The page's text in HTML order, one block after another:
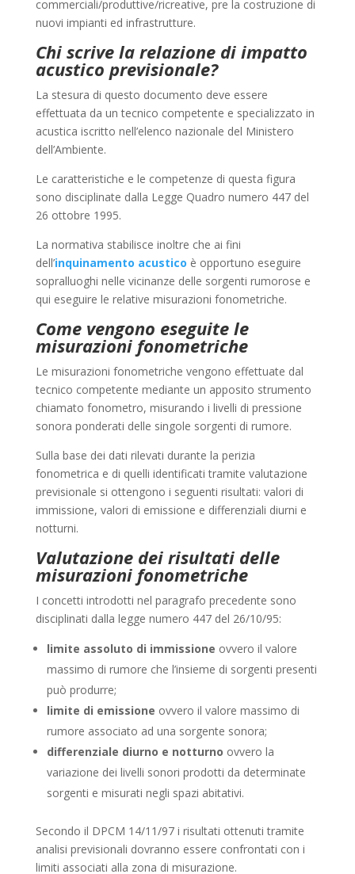
commerciali/produttive/ricreative, pre la costruzione di
nuovi impianti ed infrastrutture.
Chi scrive la relazione di impatto
acustico previsionale?
La stesura di questo documento deve essere
effettuata da un tecnico competente e specializzato in
acustica iscritto nell’elenco nazionale del Ministero
dell’Ambiente.
Le caratteristiche e le competenze di questa figura
sono disciplinate dalla Legge Quadro numero 447 del
26 ottobre 1995.
La normativa stabilisce inoltre che ai fini
dell’inquinamento acustico è opportuno eseguire
sopralluoghi nelle vicinanze delle sorgenti rumorose e
qui eseguire le relative misurazioni fonometriche.
Come vengono eseguite le
misurazioni fonometriche
Le misurazioni fonometriche vengono effettuate dal
tecnico competente mediante un apposito strumento
chiamato fonometro, misurando i livelli di pressione
sonora ponderati delle singole sorgenti di rumore.
Sulla base dei dati rilevati durante la perizia
fonometrica e di quelli identificati tramite valutazione
previsionale si ottengono i seguenti risultati: valori di
immissione, valori di emissione e differenziali diurni e
notturni.
Valutazione dei risultati delle
misurazioni fonometriche
I concetti introdotti nel paragrafo precedente sono
disciplinati dalla legge numero 447 del 26/10/95:
limite assoluto di immissione ovvero il valore
massimo di rumore che l’insieme di sorgenti presenti
può produrre;
limite di emissione ovvero il valore massimo di
rumore associato ad una sorgente sonora;
differenziale diurno e notturno ovvero la
variazione dei livelli sonori prodotti da determinate
sorgenti e misurati negli spazi abitativi.
Secondo il DPCM 14/11/97 i risultati ottenuti tramite
analisi previsionali dovranno essere confrontati con i
limiti associati alla zona di misurazione.